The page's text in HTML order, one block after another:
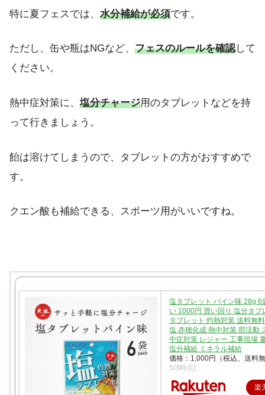
特に夏フェスでは、 水分補給が必須です。
ただし、缶や瓶はNGなど、 フェスのルールを確認して
ください。
熱中症対策に、 塩分チャージ用のタブレットなどを持
って行きましょう。
飴は溶けてしまうので、タブレットの方がおすすめで
す。
クエン酸も補給できる、スポーツ用がいいですね。
塩タブレット パイン味 28g 6
い 1000円 買い回り 塩分タブ
タブレット 灼熱対策 送料無
塩 赤穂化成 熱中対策 部活動
中症対策 レジャー 工事現場
塩分補給 ミネラル補給
価格：1,000円（税込、送料
5/3時点)
楽